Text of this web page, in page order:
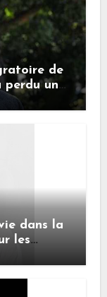
de
perdu une
à-vis
dans la
les